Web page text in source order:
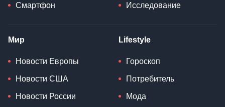
Смартфон Исследование
Мир
Новости Европы
Новости США
Новости России
Lifestyle
Гороскоп
Потребитель
Мода